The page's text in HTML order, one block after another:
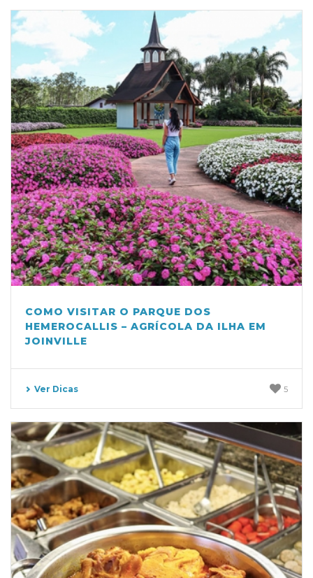
COMO VISITAR O PARQUE DOS
HEMEROCALLIS – AGRÍCOLA DA ILHA EM
JOINVILLE
Ver Dicas 5